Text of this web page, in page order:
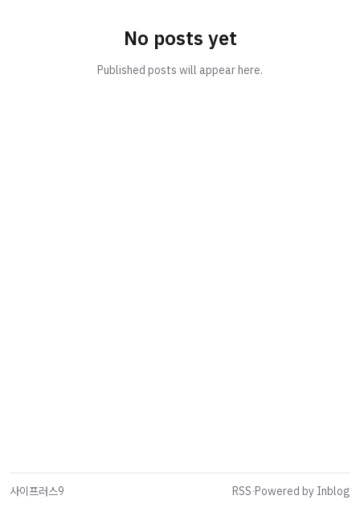
No posts yet
Published posts will appear here.
사이프러스9 RSS·Powered by Inblog